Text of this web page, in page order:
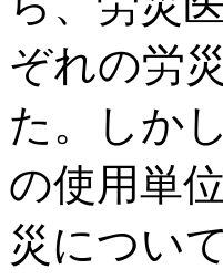
ぞれの労
た。しか
の使用単
災につい